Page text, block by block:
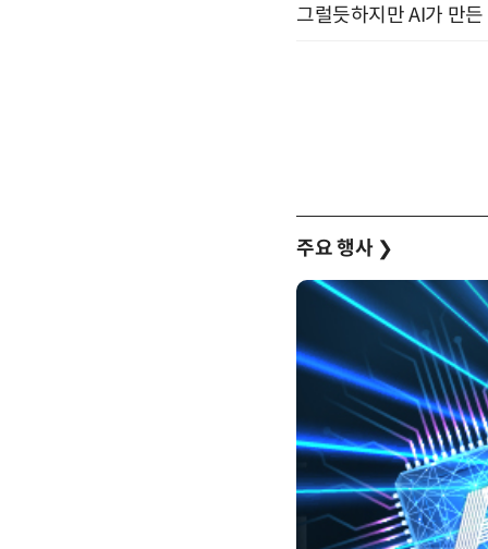
그럴듯하지만 AI가 만
주요 행사 ❯